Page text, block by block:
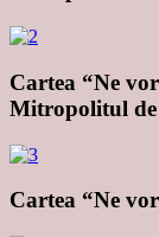
Cartea “Ne
Mitropolitul
Cartea “Ne